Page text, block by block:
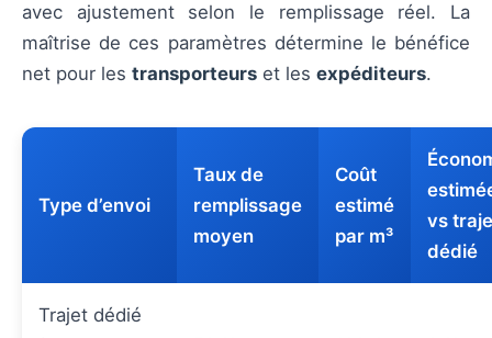
avec ajustement selon le remplissage réel. La
maîtrise de ces paramètres détermine le bénéfice
net pour les transporteurs et les expéditeurs.
Type d’envoi
Taux de
remplissage
moyen
Coût
estimé
par m³
vs
dédié
Trajet dédié